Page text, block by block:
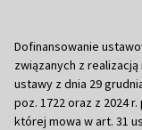
Dofinansowanie
związanych z
ustawy z dnia 29
poz. 1722 oraz z 2024
której mowa w art. 31